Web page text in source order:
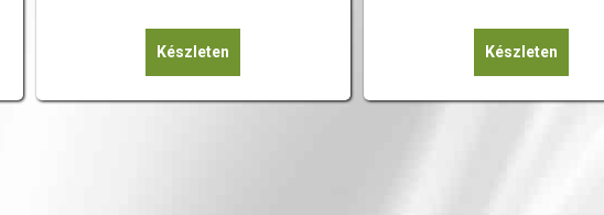
Készleten Készleten